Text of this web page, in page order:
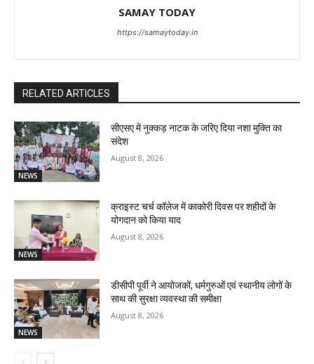
SAMAY TODAY
https://samaytoday.in
RELATED ARTICLES
NEWS
सीएसए में नुक्कड़ नाटक के जरिए दिया नशा मुक्ति का
संदेश
August 8, 2026
NEWS
क्राइस्ट चर्च कॉलेज में काकोरी दिवस पर शहीदों के
योगदान को किया याद
August 8, 2026
NEWS
डीसीपी पूर्वी ने आयोजकों, धर्मगुरुओं एवं स्थानीय लोगों के
साथ की सुरक्षा व्यवस्था की समीक्षा
August 8, 2026